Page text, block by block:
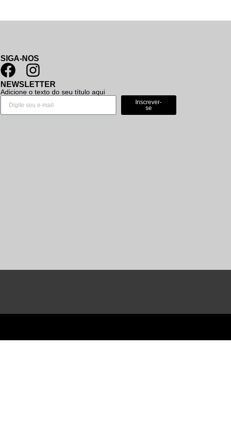
SIGA-NOS
NEWSLETTER
Adicione o texto do seu título aqui
Inscrever-
se